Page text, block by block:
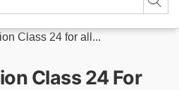
Class 24 for all...
Class 24 For